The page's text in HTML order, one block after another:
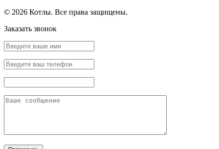
© 2026 Котлы. Все права защищены.
Заказать звонок